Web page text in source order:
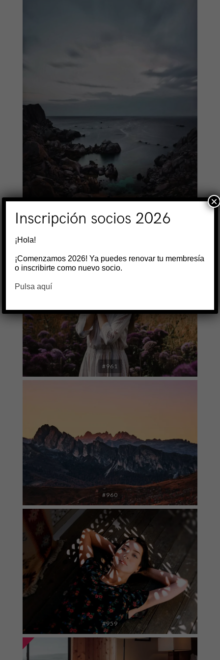
#961
#960
#959
Inscripción socios 2026
¡Hola!
¡Comenzamos 2026! Ya puedes renovar tu membresía
o inscribirte como nuevo socio.
Pulsa aquí
×